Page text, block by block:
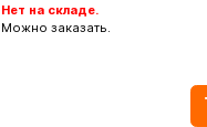
Нет на складе.
Можно заказать.